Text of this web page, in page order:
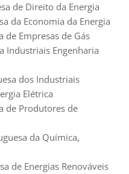
de Direito da Energia
da Economia da Energia
de Empresas de Gás
Industriais Engenharia
dos Industriais
Elétrica
de Produtores de
da Química,
de Energias Renováveis